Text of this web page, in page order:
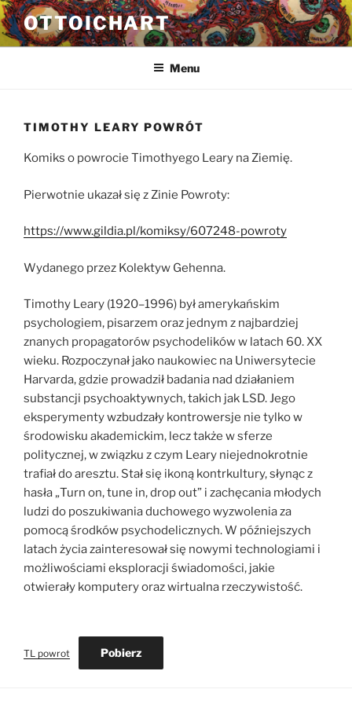
Przejdź
do
treści
OTTOICHART
Menu
TIMOTHY LEARY POWRÓT
Komiks o powrocie Timothyego Leary na Ziemię.
Pierwotnie ukazał się z Zinie Powroty:
https://www.gildia.pl/komiksy/607248-powroty
Wydanego przez Kolektyw Gehenna.
Timothy Leary (1920–1996) był amerykańskim
psychologiem, pisarzem oraz jednym z najbardziej
znanych propagatorów psychodelików w latach 60. XX
wieku. Rozpoczynał jako naukowiec na Uniwersytecie
Harvarda, gdzie prowadził badania nad działaniem
substancji psychoaktywnych, takich jak LSD. Jego
eksperymenty wzbudzały kontrowersje nie tylko w
środowisku akademickim, lecz także w sferze
politycznej, w związku z czym Leary niejednokrotnie
trafiał do aresztu. Stał się ikoną kontrkultury, słynąc z
hasła „Turn on, tune in, drop out” i zachęcania młodych
ludzi do poszukiwania duchowego wyzwolenia za
pomocą środków psychodelicznych. W późniejszych
latach życia zainteresował się nowymi technologiami i
możliwościami eksploracji świadomości, jakie
otwierały komputery oraz wirtualna rzeczywistość.
TL powrot Pobierz